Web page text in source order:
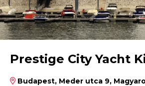
Prestige City Yacht
Budapest, Meder utca 9,